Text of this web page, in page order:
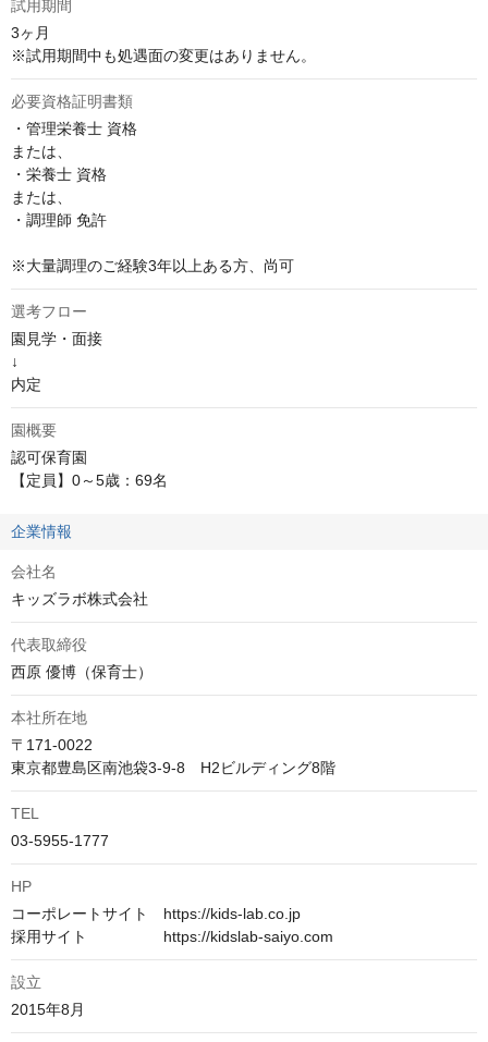
試用期間
3ヶ月
※試用期間中も処遇面の変更はありません。
必要資格証明書類
・管理栄養士 資格
または、
・栄養士 資格
または、
・調理師 免許
※大量調理のご経験3年以上ある方、尚可
選考フロー
園見学・面接
↓
内定
園概要
認可保育園
【定員】0～5歳：69名
企業情報
会社名
キッズラボ株式会社
代表取締役
西原 優博（保育士）
本社所在地
〒171-0022
TEL
03-5955-1777
HP
コーポレートサイト　https://kids-lab.co.jp
採用サイト　　　　　https://kidslab-saiyo.com
設立
2015年8月